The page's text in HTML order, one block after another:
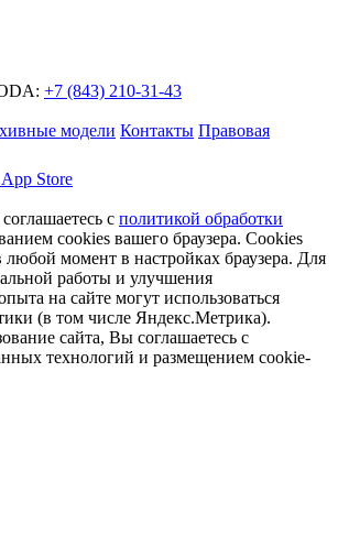
+7 (843) 210-31-43
модели Контакты Правовая
App Store
с политикой обработки
cookies вашего браузера. Cookies
момент в настройках браузера. Для
работы и улучшения
на сайте могут использоваться
(в том числе Яндекс.Метрика).
сайта, Вы соглашаетесь с
технологий и размещением cookie-